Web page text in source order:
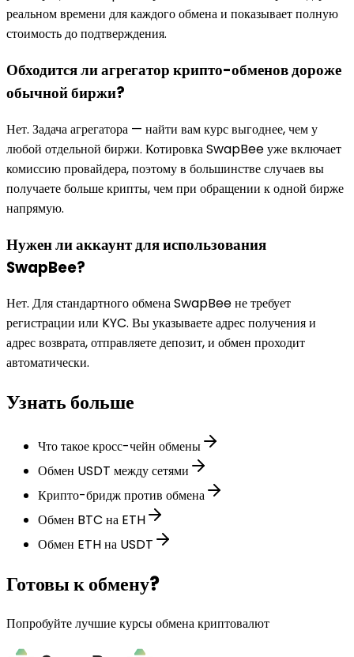
реальном времени для каждого обмена и показывает полную
стоимость до подтверждения.
Обходится ли агрегатор крипто-обменов дороже
обычной биржи?
Нет. Задача агрегатора — найти вам курс выгоднее, чем у
любой отдельной биржи. Котировка SwapBee уже включает
комиссию провайдера, поэтому в большинстве случаев вы
получаете больше крипты, чем при обращении к одной бирже
напрямую.
Нужен ли аккаунт для использования
SwapBee?
Нет. Для стандартного обмена SwapBee не требует
регистрации или KYC. Вы указываете адрес получения и
адрес возврата, отправляете депозит, и обмен проходит
автоматически.
Узнать больше
Что такое кросс-чейн обмены
Обмен USDT между сетями
Крипто-бридж против обмена
Обмен BTC на ETH
Обмен ETH на USDT
Готовы к обмену?
Попробуйте лучшие курсы обмена криптовалют